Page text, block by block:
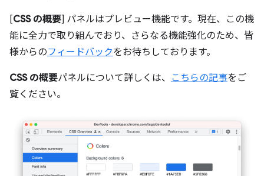
[CSS の概要] パネルはプレビュー機能です。現在、この機
能に全力で取り組んでおり、さらなる機能強化のため、皆
様からのフィードバックをお待ちしております。
CSS の概要パネルについて詳しくは、 こちらの記事をご
覧ください。